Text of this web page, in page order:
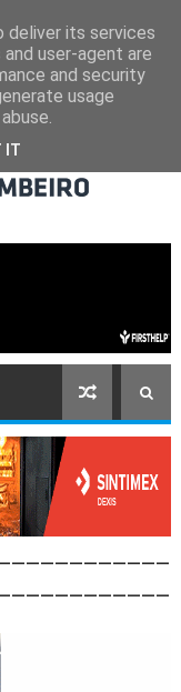
deliver its services
user-agent are
and security
usage
IT